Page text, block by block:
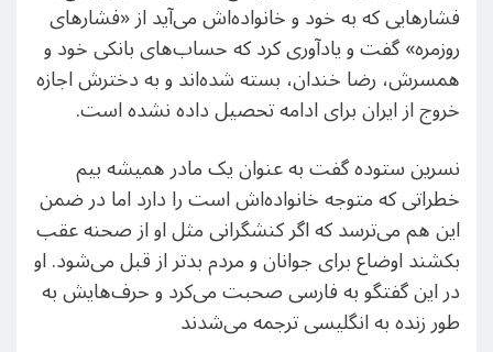
فشارهایی که به خود و خانواده‌اش می‌آید از «فشارهای
روزمره» گفت و یادآوری کرد که حساب‌های بانکی خود و
همسرش، رضا خندان، بسته شده‌اند و به دخترش اجازه
خروج از ایران برای ادامه تحصیل داده نشده است.
نسرین ستوده گفت به عنوان یک مادر همیشه بیم
خطراتی که متوجه خانواده‌اش است را دارد اما در ضمن
این هم می‌ترسد که اگر کنشگرانی مثل او از صحنه عقب
بکشند اوضاع برای جوانان و مردم بدتر از قبل می‌شود. او
در این گفتگو به فارسی صحبت می‌کرد و حرف‌هایش به
طور زنده به انگلیسی ترجمه می‌شدند